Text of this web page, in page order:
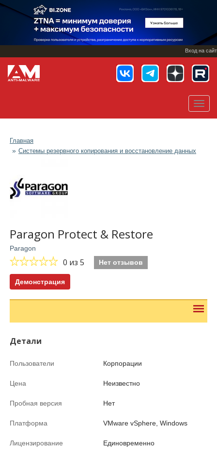
Перейти
основному
Вход на сайт
Главная
Системы резервного копирования и восстановление данных
Paragon Protect & Restore
Paragon
0 из 5 Нет отзывов
Демонстрация
Детали
Пользователи Корпорации
Цена Неизвестно
Пробная версия Нет
Платформа VMware vSphere, Windows
Лицензирование Единовременно